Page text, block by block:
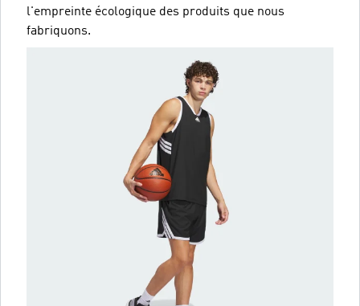
l'empreinte écologique des produits que nous
fabriquons.